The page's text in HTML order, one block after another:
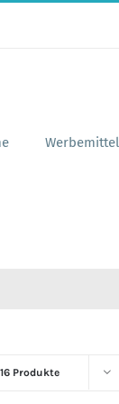
Werbemittel
16 Produkte